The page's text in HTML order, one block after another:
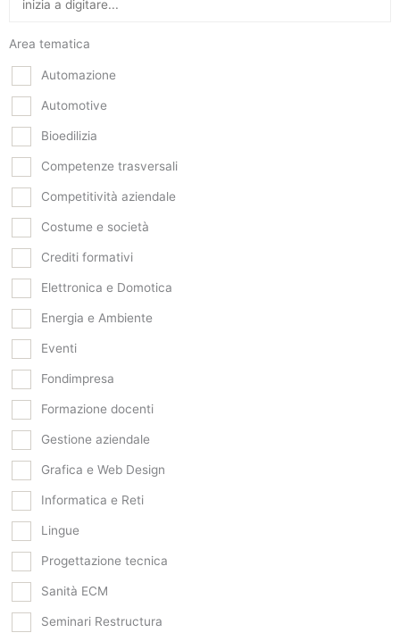
Area tematica
Automazione
Automotive
Bioedilizia
Competenze trasversali
Competitività aziendale
Costume e società
Crediti formativi
Elettronica e Domotica
Energia e Ambiente
Eventi
Fondimpresa
Formazione docenti
Gestione aziendale
Grafica e Web Design
Informatica e Reti
Lingue
Progettazione tecnica
Sanità ECM
Seminari Restructura